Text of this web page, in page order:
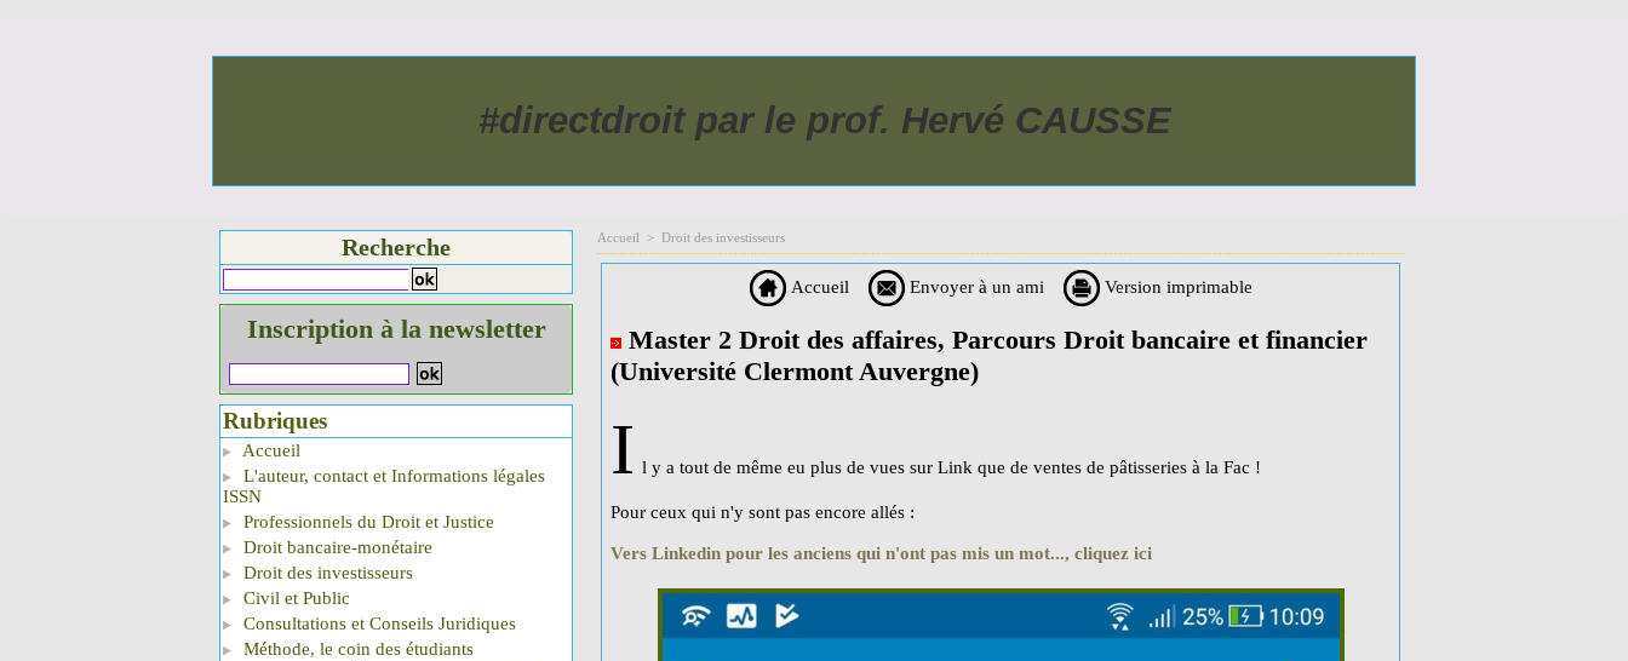
#directdroit par le prof. Hervé CAUSSE
Recherche
Inscription à la newsletter
Rubriques
Accueil
L'auteur, contact et Informations légales
ISSN
Professionnels du Droit et Justice
Droit bancaire-monétaire
Droit des investisseurs
Civil et Public
Consultations et Conseils Juridiques
Méthode, le coin des étudiants
Accueil > Droit des investisseurs
Accueil Envoyer à un ami Version imprimable
Master 2 Droit des affaires, Parcours Droit bancaire et financier
(Université Clermont Auvergne)
I l y a tout de même eu plus de vues sur Link que de ventes de pâtisseries à la Fac !
Pour ceux qui n'y sont pas encore allés :
Vers Linkedin pour les anciens qui n'ont pas mis un mot..., cliquez ici